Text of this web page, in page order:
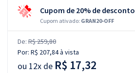
Cupom de 20% de desconto
Cupom ativado: GRAN20-OFF
De: R$ 259,80
Por: R$ 207,84à vista
ou 12x de R$ 17,32